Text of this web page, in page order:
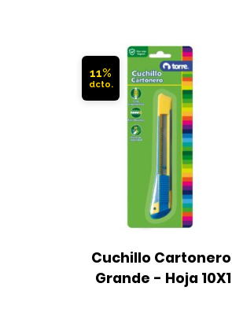
11%
Cuchillo Cartonero
Grande - Hoja 10X1